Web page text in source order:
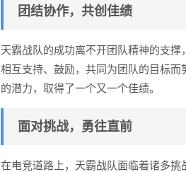
团结协作，共创佳绩
天霸战队的成功离不开团队精神的支
相互支持、鼓励，共同为团队的目标
的潜力，取得了一个又一个佳绩。
面对挑战，勇往直前
在电竞道路上，天霸战队面临着诸多